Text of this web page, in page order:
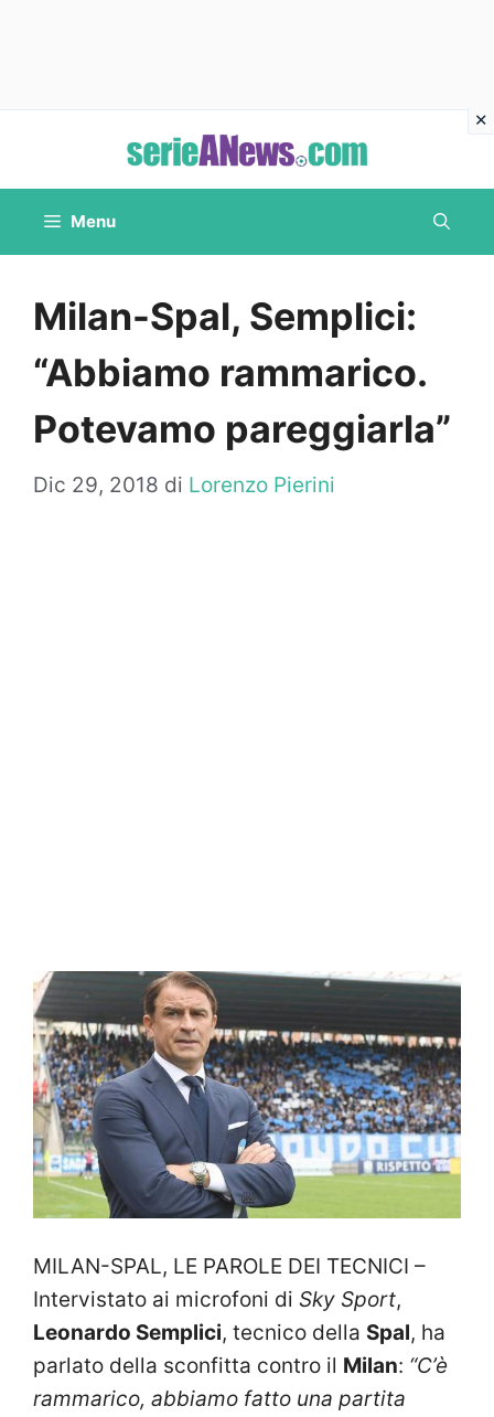
contenuto
Menu
Milan-Spal, Semplici:
“Abbiamo rammarico.
Potevamo pareggiarla”
Dic 29, 2018 di Lorenzo Pierini
MILAN-SPAL, LE PAROLE DEI TECNICI –
Intervistato ai microfoni di Sky Sport,
Leonardo Semplici, tecnico della Spal, ha
parlato della sconfitta contro il Milan: “C’è
rammarico, abbiamo fatto una partita